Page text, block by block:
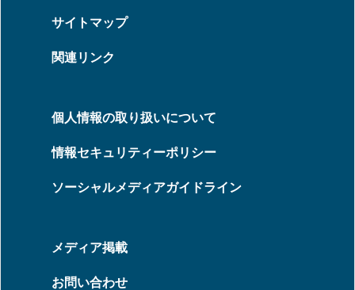
サイトマップ
関連リンク
個人情報の取り扱いについて
情報セキュリティーポリシー
ソーシャルメディアガイドライン
メディア掲載
お問い合わせ